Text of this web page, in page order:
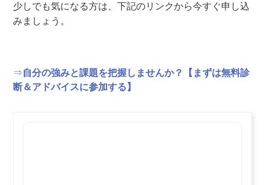
少しでも気になる方は、下記のリンクから今すぐ申し込
みましょう。
⇒自分の強みと課題を把握しませんか？【まずは無料診
断＆アドバイスに参加する】